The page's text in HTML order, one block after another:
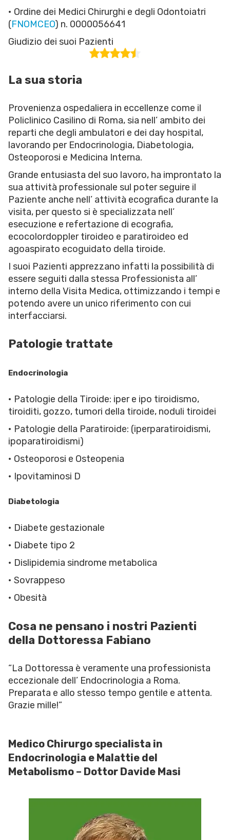
• Ordine dei Medici Chirurghi e degli Odontoiatri
(FNOMCEO) n. 0000056641
Giudizio dei suoi Pazienti
La sua storia
Provenienza ospedaliera in eccellenze come il
Policlinico Casilino di Roma, sia nell’ ambito dei
reparti che degli ambulatori e dei day hospital,
lavorando per Endocrinologia, Diabetologia,
Osteoporosi e Medicina Interna.
Grande entusiasta del suo lavoro, ha improntato la
sua attività professionale sul poter seguire il
Paziente anche nell’ attività ecografica durante la
visita, per questo si è specializzata nell’
esecuzione e refertazione di ecografia,
ecocolordoppler tiroideo e paratiroideo ed
agoaspirato ecoguidato della tiroide.
I suoi Pazienti apprezzano infatti la possibilità di
essere seguiti dalla stessa Professionista all’
interno della Visita Medica, ottimizzando i tempi e
potendo avere un unico riferimento con cui
interfacciarsi.
Patologie trattate
Endocrinologia
• Patologie della Tiroide: iper e ipo tiroidismo,
tiroiditi, gozzo, tumori della tiroide, noduli tiroidei
• Patologie della Paratiroide: (iperparatiroidismi,
ipoparatiroidismi)
• Osteoporosi e Osteopenia
• Ipovitaminosi D
Diabetologia
• Diabete gestazionale
• Diabete tipo 2
• Dislipidemia sindrome metabolica
• Sovrappeso
• Obesità
Cosa ne pensano i nostri Pazienti
della Dottoressa Fabiano
“La Dottoressa è veramente una professionista
eccezionale dell’ Endocrinologia a Roma.
Preparata e allo stesso tempo gentile e attenta.
Grazie mille!”
Medico Chirurgo specialista in
Endocrinologia e Malattie del
Metabolismo – Dottor Davide Masi